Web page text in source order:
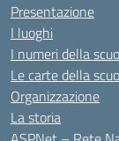
Presentazione
I luoghi
I numeri della
Le carte della
Organizzazione
La storia